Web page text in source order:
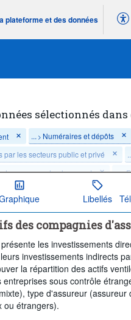
plateforme et des données
sélectionnés dans
... > Numéraires et dépôts
par les secteurs public et privé
communs de placement ...>
Produits structurés
boursiers et unités de compte
des É-U Propriétaire:
Type assureur:
Annuelle Période temporelle:
Libellés
des compagnies
les investissements
investissements indirects
la répartition des actifs
sous contrôle
type d'assureur
ou étrangers).